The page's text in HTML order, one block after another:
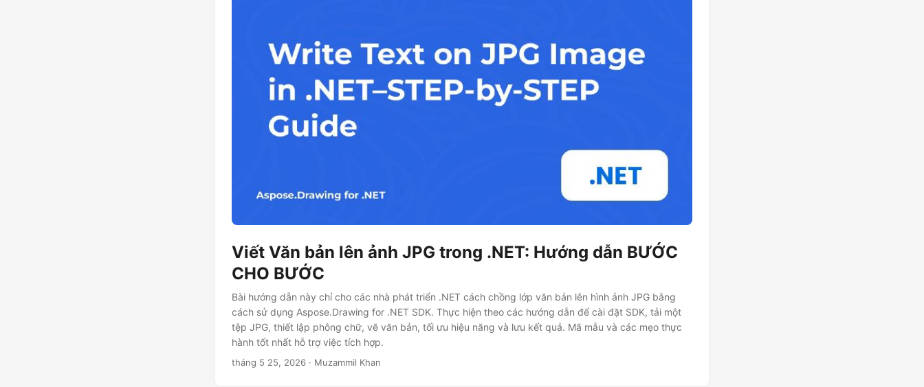
Viết Văn bản lên ảnh JPG trong .NET: Hướng dẫn BƯỚC
CHO BƯỚC
Bài hướng dẫn này chỉ cho các nhà phát triển .NET cách chồng lớp văn bản lên hình ảnh JPG bằng
cách sử dụng Aspose.Drawing for .NET SDK. Thực hiện theo các hướng dẫn để cài đặt SDK, tải một
tệp JPG, thiết lập phông chữ, vẽ văn bản, tối ưu hiệu năng và lưu kết quả. Mã mẫu và các mẹo thực
hành tốt nhất hỗ trợ việc tích hợp.
tháng 5 25, 2026 · Muzammil Khan